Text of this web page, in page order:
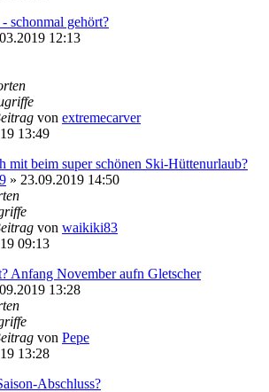
schonmal gehört?
12:13
von extremecarver
13:49
mit beim super schönen Ski-Hüttenurlaub?
» 23.09.2019 14:50
von waikiki83
09:13
Anfang November aufn Gletscher
13:28
von Pepe
13:28
Abschluss?